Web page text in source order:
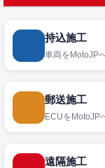
持込施工
車両をMotoJP
郵送施工
ECUをMotoJP
遠隔施工